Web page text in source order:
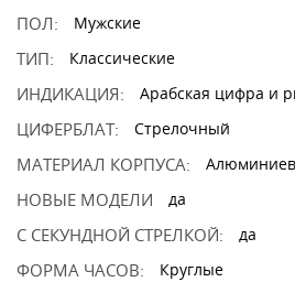
ПОЛ: Мужские
ТИП: Классические
ИНДИКАЦИЯ: Арабская цифра и
ЦИФЕРБЛАТ: Стрелочный
МАТЕРИАЛ КОРПУСА:
НОВЫЕ МОДЕЛИ да
С СЕКУНДНОЙ СТРЕЛКОЙ: да
ФОРМА ЧАСОВ: Круглые